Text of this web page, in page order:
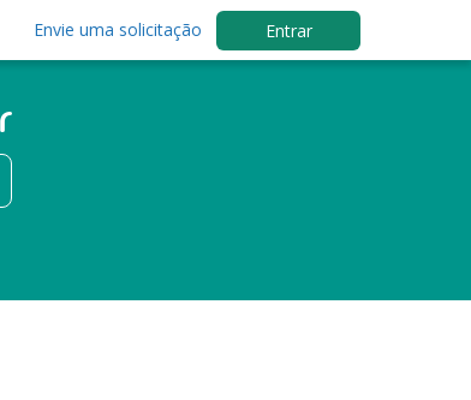
Envie uma solicitação Entrar